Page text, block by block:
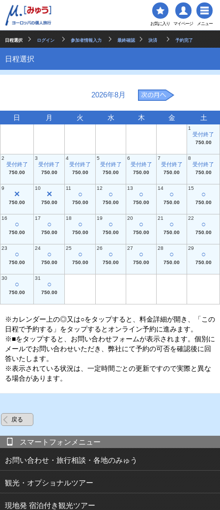
お気に入り マイページ メニュー
日程選択 ログイン 参加者情報入力 最終確認 決済 予約完了
日程選択
2026年8月
日 月 火 水 木 金 土
1
受付終了
750.00
2
受付終了
750.00
3
受付終了
750.00
4
受付終了
750.00
5
受付終了
750.00
6
受付終了
750.00
7
受付終了
750.00
8
受付終了
750.00
9
✕
750.00
10
✕
750.00
11
○
750.00
12
○
750.00
13
○
750.00
14
○
750.00
15
○
750.00
16
○
750.00
17
○
750.00
18
○
750.00
19
○
750.00
20
○
750.00
21
○
750.00
22
○
750.00
23
○
750.00
24
○
750.00
25
○
750.00
26
○
750.00
27
○
750.00
28
○
750.00
29
○
750.00
30
○
750.00
31
○
750.00
※カレンダー上の◎又は○をタップすると、料金詳細が開き、「この
日程で予約する」をタップするとオンライン予約に進みます。
※■をタップすると、お問い合わせフォームが表示されます。個別に
メールでお問い合わせいただき、弊社にて予約の可否を確認後に回
答いたします。
※表示されている状況は、一定時間ごとの更新ですので実際と異な
る場合があります。
戻る
スマートフォンメニュー
お問い合わせ・旅行相談・各地のみゅう
観光・オプショナルツアー
現地発 宿泊付き観光ツアー